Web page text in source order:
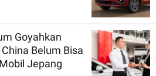
Goyahkan
Belum Bisa
Jepang